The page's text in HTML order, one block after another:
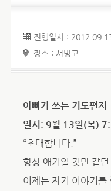
진행일시 :
장소 : 서빙고
아빠가 쓰는 기도편지
일시: 9월 13일(목)
“초대합니다.”
항상 애기일 것만 같
이제는 자기 이야기를